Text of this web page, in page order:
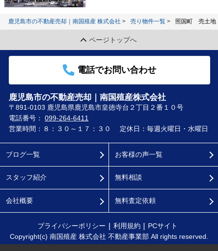
鹿児島市の不動産売却｜南国殖産 株式会社 売り物件一覧 照国町 売土地
ページトップへ
電話でお問い合わせ
鹿児島市の不動産売却｜南国殖産株式会社
〒891-0103 鹿児島県鹿児島市皇徳寺台２丁目２番１０号
電話番号： 099-264-6411
営業時間：８：３０～１７：３０
定休日：毎週火曜日・水曜日
ブログ一覧
スタッフ紹介
会社概要
お客様の声一覧
無料相談
無料査定依頼
プライバシーポリシー 利用規約
PCサイト
Copyright(c) 南国殖産 株式会社 不動産事業部 All rights reserved.